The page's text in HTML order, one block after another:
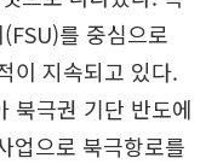
를 중심으로
이 지속되고 있다.
북극권 기단 반도에
업으로 북극항로를